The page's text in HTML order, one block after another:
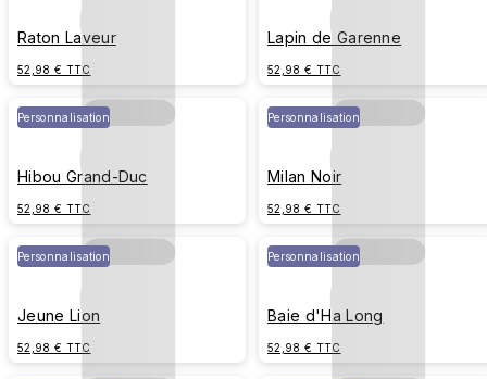
Raton Laveur
52,98 € TTC
Lapin de Garenne
52,98 € TTC
Personnalisation
Hibou Grand-Duc
52,98 € TTC
Personnalisation
Milan Noir
52,98 € TTC
Personnalisation
Jeune Lion
52,98 € TTC
Personnalisation
Baie d'Ha Long
52,98 € TTC